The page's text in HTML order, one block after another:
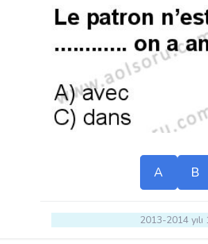
A B
2013-2014